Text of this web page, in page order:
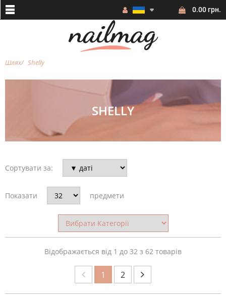
0.00 грн.
Шлях Shelly
SHELLY
Сортувати за:
Показати предмети
Відображається від 1 до 32 з 62 товарів
1 2